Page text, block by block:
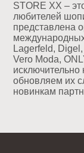
STORE XX –
любителей
представлена
Lagerfeld,
Vero Moda,
исключительно
обновляем их
новинкам